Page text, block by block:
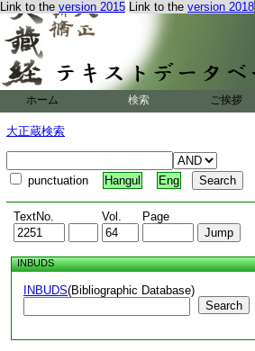
Link to the version 2015 Link to the version 2018
ホーム 検索 ご挨拶
大正蔵検索
punctuation Hangul Eng
TextNo. Vol. Page
INBUDS
INBUDS(Bibliographic Database)
Search